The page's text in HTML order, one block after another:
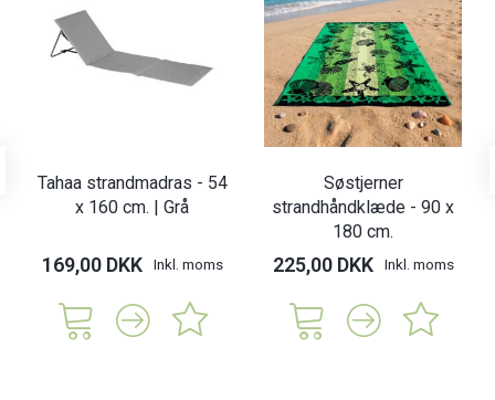
Tahaa strandmadras - 54
x 160 cm. | Grå
169,00 DKK Inkl. moms
Søstjerner
strandhåndklæde - 90 x
180 cm.
225,00 DKK Inkl. moms